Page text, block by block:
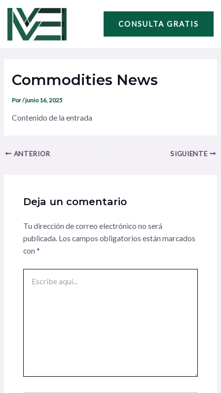
contenido
CONSULTA GRATIS
Commodities News
Por/junio 16, 2025
Contenido de la entrada
entradas
ANTERIOR SIGUIENTE
Deja un comentario
Tu dirección de correo electrónico no será
publicada. Los campos obligatorios están marcados
con *
aquí...